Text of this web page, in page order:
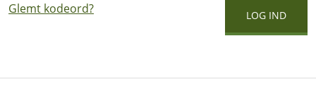
Glemt kodeord?